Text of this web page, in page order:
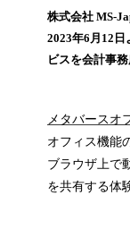
株式会社 MS-
2023年6月12
ビスを会計事
メタバースオ
オフィス機能
ブラウザ上で
を共有する体